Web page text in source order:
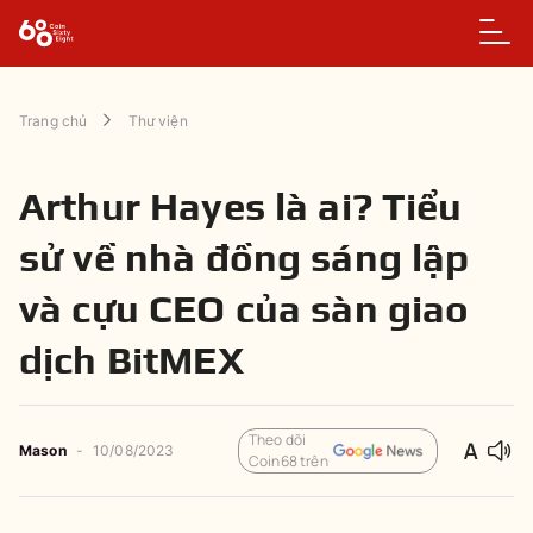
Trang chủ Thư viện
Arthur Hayes là ai? Tiểu
sử về nhà đồng sáng lập
và cựu CEO của sàn giao
dịch BitMEX
Mason - 10/08/2023
Theo dõi
Coin68 trên